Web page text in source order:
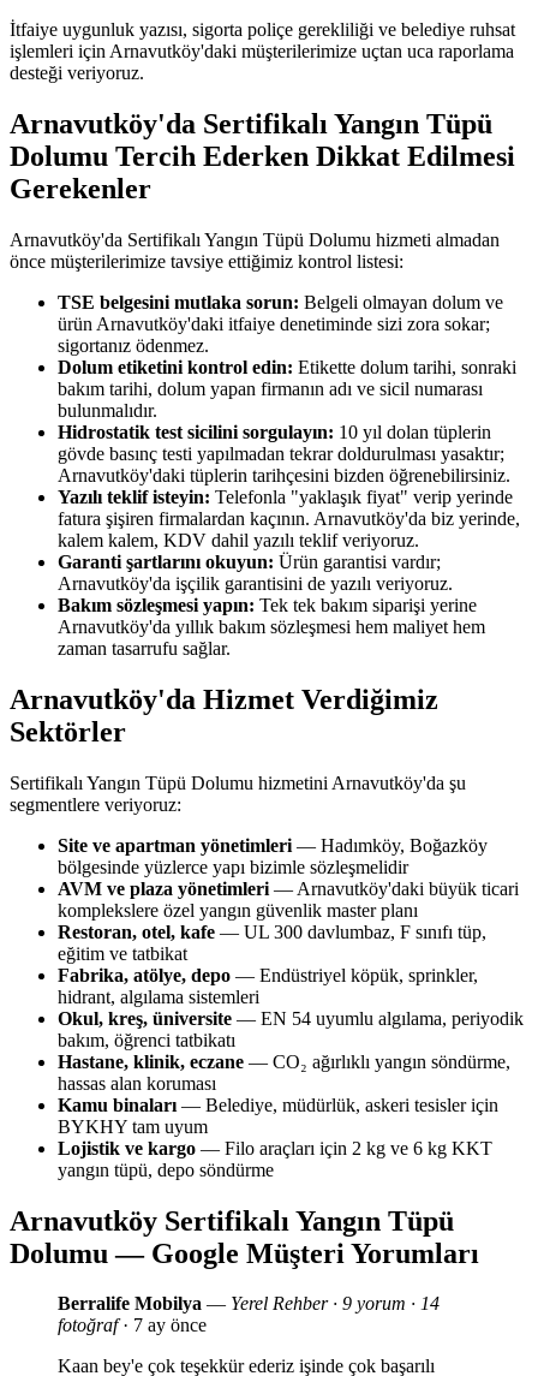
İtfaiye uygunluk yazısı, sigorta poliçe gerekliliği ve belediye ruhsat
işlemleri için Arnavutköy'daki müşterilerimize uçtan uca raporlama
desteği veriyoruz.
Arnavutköy'da Sertifikalı Yangın Tüpü
Dolumu Tercih Ederken Dikkat Edilmesi
Gerekenler
Arnavutköy'da Sertifikalı Yangın Tüpü Dolumu hizmeti almadan
önce müşterilerimize tavsiye ettiğimiz kontrol listesi:
TSE belgesini mutlaka sorun: Belgeli olmayan dolum ve
ürün Arnavutköy'daki itfaiye denetiminde sizi zora sokar;
sigortanız ödenmez.
Dolum etiketini kontrol edin: Etikette dolum tarihi, sonraki
bakım tarihi, dolum yapan firmanın adı ve sicil numarası
bulunmalıdır.
Hidrostatik test sicilini sorgulayın: 10 yıl dolan tüplerin
gövde basınç testi yapılmadan tekrar doldurulması yasaktır;
Arnavutköy'daki tüplerin tarihçesini bizden öğrenebilirsiniz.
Yazılı teklif isteyin: Telefonla "yaklaşık fiyat" verip yerinde
fatura şişiren firmalardan kaçının. Arnavutköy'da biz yerinde,
kalem kalem, KDV dahil yazılı teklif veriyoruz.
Garanti şartlarını okuyun: Ürün garantisi vardır;
Arnavutköy'da işçilik garantisini de yazılı veriyoruz.
Bakım sözleşmesi yapın: Tek tek bakım siparişi yerine
Arnavutköy'da yıllık bakım sözleşmesi hem maliyet hem
zaman tasarrufu sağlar.
Arnavutköy'da Hizmet Verdiğimiz
Sektörler
Sertifikalı Yangın Tüpü Dolumu hizmetini Arnavutköy'da şu
segmentlere veriyoruz:
Site ve apartman yönetimleri — Hadımköy, Boğazköy
bölgesinde yüzlerce yapı bizimle sözleşmelidir
AVM ve plaza yönetimleri — Arnavutköy'daki büyük ticari
komplekslere özel yangın güvenlik master planı
Restoran, otel, kafe — UL 300 davlumbaz, F sınıfı tüp,
eğitim ve tatbikat
Fabrika, atölye, depo — Endüstriyel köpük, sprinkler,
hidrant, algılama sistemleri
Okul, kreş, üniversite — EN 54 uyumlu algılama, periyodik
bakım, öğrenci tatbikatı
Hastane, klinik, eczane — CO₂ ağırlıklı yangın söndürme,
hassas alan koruması
Kamu binaları — Belediye, müdürlük, askeri tesisler için
BYKHY tam uyum
Lojistik ve kargo — Filo araçları için 2 kg ve 6 kg KKT
yangın tüpü, depo söndürme
Arnavutköy Sertifikalı Yangın Tüpü
Dolumu — Google Müşteri Yorumları
Berralife Mobilya — Yerel Rehber · 9 yorum · 14
fotoğraf· 7 ay önce
Kaan bey'e çok teşekkür ederiz işinde çok başarılı